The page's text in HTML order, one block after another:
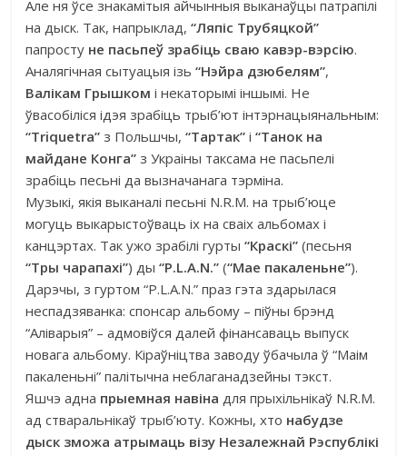
Але ня ўсе знакамітыя айчынныя выканаўцы патрапілі
на дыск. Так, напрыклад,“Ляпіс Трубяцкой”
папросту не пасьпеў зрабіць сваю кавэр-вэрсію.
Аналягічная сытуацыя ізь“Нэйра дзюбелям”,
Валікам Грышком і некаторымі іншымі. Не
ўвасобіліся ідэя зрабіць трыб’ют інтэрнацыянальным:
“Triquetra” з Польшчы,“Тартак” і“Танок на
майдане Конга” з Украіны таксама не пасьпелі
зрабіць песьні да вызначанага тэрміна.
Музыкі, якія выканалі песьні N.R.M. на трыб’юце
могуць выкарыстоўваць іх на сваіх альбомах і
канцэртах. Так ужо зрабілі гурты“Краскі” (песьня
“Тры чарапахі”) ды“P.L.A.N.” (“Мае пакаленьне”).
Дарэчы, з гуртом “P.L.A.N.” праз гэта здарылася
неспадзяванка: спонсар альбому – піўны брэнд
“Аліварыя” – адмовіўся далей фінансаваць выпуск
новага альбому. Кіраўніцтва заводу ўбачыла ў “Маім
пакаленьні” палітычна неблаганадзейны тэкст.
Яшчэ адна прыемная навіна для прыхільнікаў N.R.M.
ад стваральнікаў трыб’юту. Кожны, хто набудзе
дыск зможа атрымаць візу Незалежнай Рэспублікі